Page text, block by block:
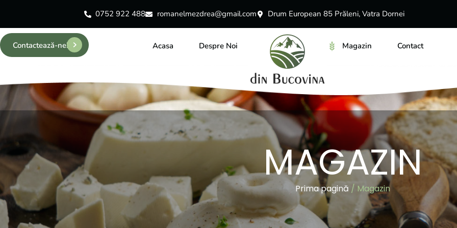
0752 922 488 romanelmezdrea@gmail.com Drum European 85 Prăleni, Vatra Dornei
Contactează-ne! Acasa Despre Noi Magazin Contact
MAGAZIN
Prima pagină / Magazin